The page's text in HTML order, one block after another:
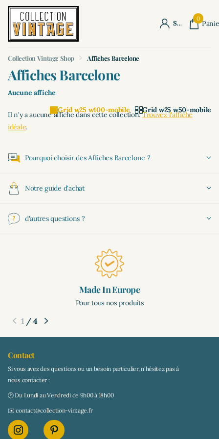
S'identifier
0
Collection Vintage Shop Affiches Barcelone
Affiches Barcelone
Aucune affiche
Grid w25 w100-mobile
Grid w25 w50-mobile
Il n'y a aucune affiche dans cette collection.Trouvez l'affiche
idéale.
Pourquoi choisir des Affiches Barcelone ?
Notre guide d'achat
d'autres questions ?
Made In Europe
Pour tous nos produits
1 / 4
Contact
Si vous avez des questions ou un besoin particulier, n'hésitez pas à
nous contacter :
🕐 Du Lundi au Vendredi de 9h00 à 18h00
✉️ contact@collection-vintage.fr